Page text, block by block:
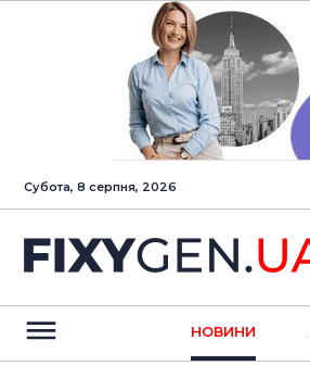
Субота, 8 серпня, 2026
НОВИНИ